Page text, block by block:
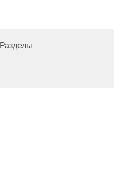
Разделы